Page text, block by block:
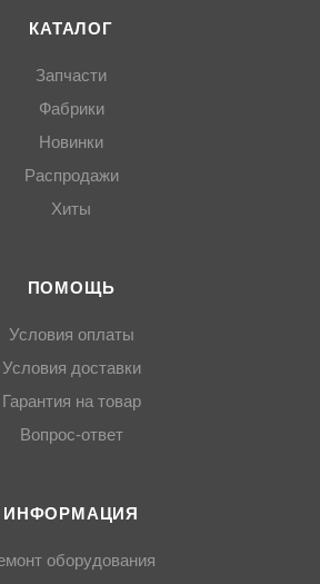
КАТАЛОГ
Запчасти
Фабрики
Новинки
Распродажи
Хиты
ПОМОЩЬ
Условия оплаты
Условия доставки
Гарантия на товар
Вопрос-ответ
ИНФОРМАЦИЯ
оборудования